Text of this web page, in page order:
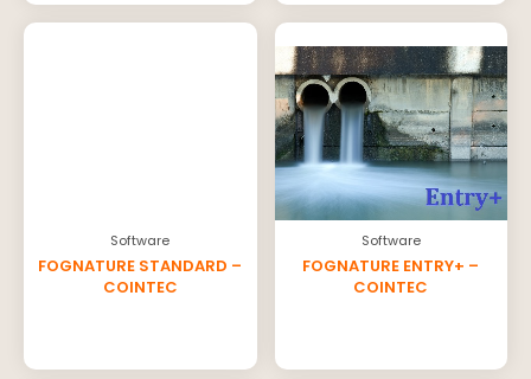
Software
FOGNATURE STANDARD –
COINTEC
Software
FOGNATURE ENTRY+ –
COINTEC